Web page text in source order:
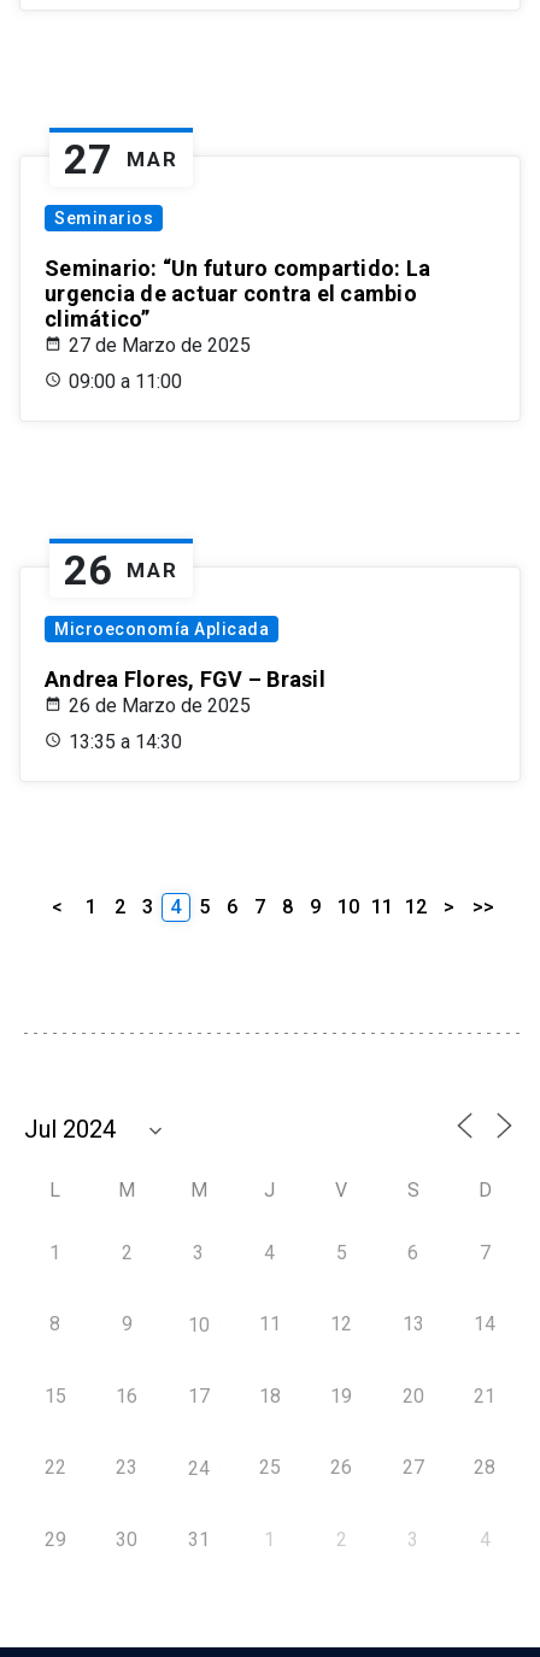
27 MAR
Seminarios
Seminario: “Un futuro compartido: La
urgencia de actuar contra el cambio
climático”
27 de Marzo de 2025
09:00 a 11:00
26 MAR
Microeconomía Aplicada
Andrea Flores, FGV – Brasil
26 de Marzo de 2025
13:35 a 14:30
< 1 2 3 4 5 6 7 8 9 10 11 12 > >>
L M M J V S D
1 2 3 4 5 6 7
8 9 10 11 12 13 14
15 16 17 18 19 20 21
22 23 24 25 26 27 28
29 30 31 1 2 3 4